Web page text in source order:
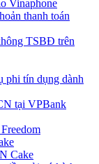
Vinaphone
thanh toán
TSBĐ trên
phi tín dụng dành
tại VPBank
Cake